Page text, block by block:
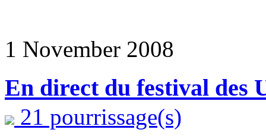
1 November 2008
En direct du festival des
21 pourrissage(s)